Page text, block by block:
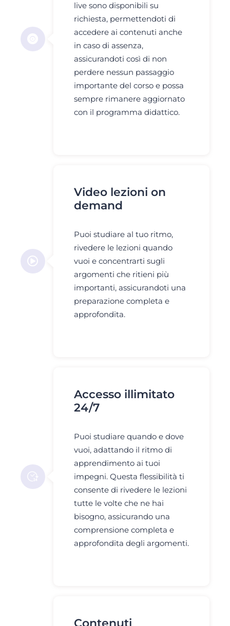
live sono disponibili su
richiesta, permettendoti di
accedere ai contenuti anche
in caso di assenza,
assicurandoti così di non
perdere nessun passaggio
importante del corso e possa
sempre rimanere aggiornato
con il programma didattico.
Video lezioni on
demand
Puoi studiare al tuo ritmo,
rivedere le lezioni quando
vuoi e concentrarti sugli
argomenti che ritieni più
importanti, assicurandoti una
preparazione completa e
approfondita.
Accesso illimitato
24/7
Puoi studiare quando e dove
vuoi, adattando il ritmo di
apprendimento ai tuoi
impegni. Questa flessibilità ti
consente di rivedere le lezioni
tutte le volte che ne hai
bisogno, assicurando una
comprensione completa e
approfondita degli argomenti.